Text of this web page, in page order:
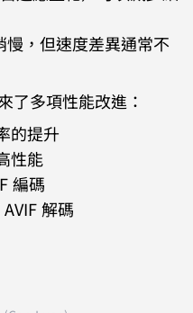
，但速度差異通常不
了多項性能改進：
的提升
性能
編碼
解碼